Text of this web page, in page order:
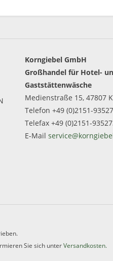
Korngiebel GmbH
Großhandel für Hotel-
Gaststättenwäsche
Medienstraße 15, 47807
Telefon +49 (0)2151-
Telefax +49 (0)2151-
E-Mail
Sie sich unterVersandkosten.